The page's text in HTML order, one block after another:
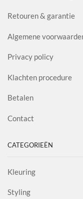
Retouren & garantie
Algemene
Privacy policy
Klachten procedure
Betalen
Contact
CATEGORIEËN
Kleuring
Styling